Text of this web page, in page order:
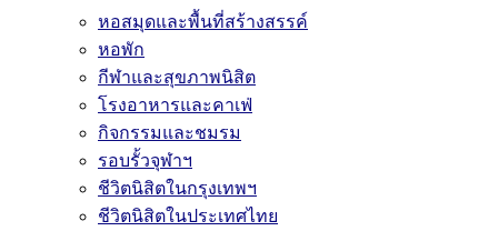
หอสมุดและพื้นที่สร้างสรรค์
หอพัก
กีฬาและสุขภาพนิสิต
โรงอาหารและคาเฟ่
กิจกรรมและชมรม
รอบรั้วจุฬาฯ
ชีวิตนิสิตในกรุงเทพฯ
ชีวิตนิสิตในประเทศไทย